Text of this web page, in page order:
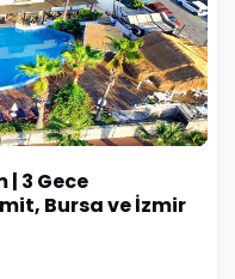
| 3 Gece
Bursa ve İzmir